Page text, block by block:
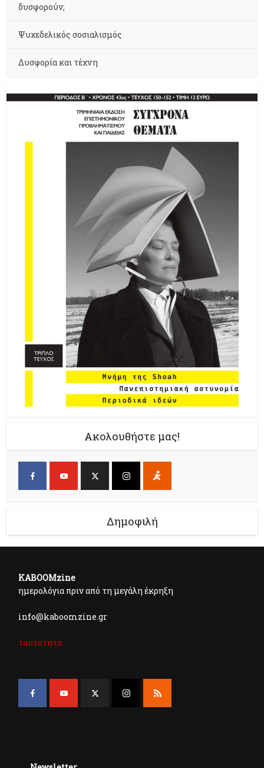
δυσφορούν;
Ψυχεδελικός σοσιαλισμός
Δυσφορία και τέχνη
Ακολουθήστε μας!
Δημοφιλή
KABOOMzine
ημερολόγια πριν από τη μεγάλη έκρηξη
info@kaboomzine.gr
ταυτότητα